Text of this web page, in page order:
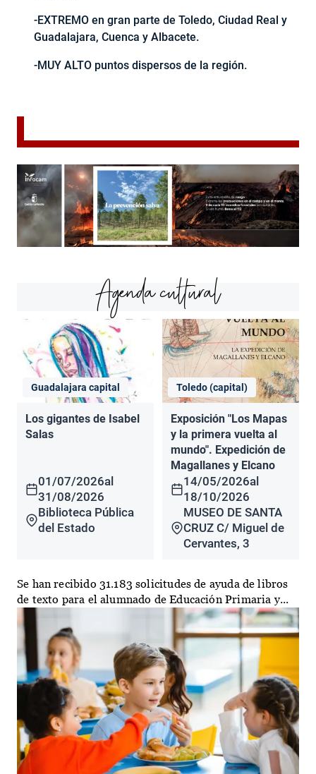
-EXTREMO en gran parte de Toledo, Ciudad Real y
Guadalajara, Cuenca y Albacete.
-MUY ALTO puntos dispersos de la región.
Agenda cultural
Guadalajara capital
Los gigantes de Isabel
Salas
01/07/2026al
31/08/2026
Biblioteca Pública
del Estado
Toledo (capital)
Exposición "Los Mapas
y la primera vuelta al
mundo". Expedición de
Magallanes y Elcano
14/05/2026al
18/10/2026
MUSEO DE SANTA
CRUZ C/ Miguel de
Cervantes, 3
Se han recibido 31.183 solicitudes de ayuda de libros
de texto para el alumnado de Educación Primaria y...